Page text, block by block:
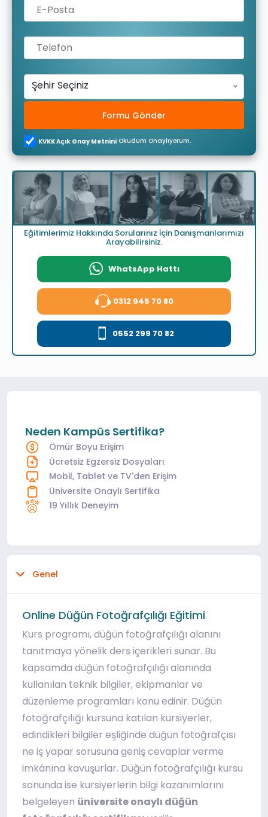
Şehir Seçiniz
Formu Gönder
KVKK Açık Onay Metnini Okudum Onaylıyorum.
Eğitimlerimiz Hakkında Sorularınız İçin Danışmanlarımızı
Arayabilirsiniz.
WhatsApp Hattı
0312 945 70 80
0552 299 70 82
Neden Kampüs Sertifika?
Ömür Boyu Erişim
Ücretsiz Egzersiz Dosyaları
Mobil, Tablet ve TV'den Erişim
Üniversite Onaylı Sertifika
19 Yıllık Deneyim
Genel
Online Düğün Fotoğrafçılığı Eğitimi
Kurs programı, düğün fotoğrafçılığı alanını
tanıtmaya yönelik ders içerikleri sunar. Bu
kapsamda düğün fotoğrafçılığı alanında
kullanılan teknik bilgiler, ekipmanlar ve
düzenleme programları konu edinir. Düğün
fotoğrafçılığı kursuna katılan kursiyerler,
edindikleri bilgiler eşliğinde düğün fotoğrafçısı
ne iş yapar sorusuna geniş cevaplar verme
imkânına kavuşurlar. Düğün fotoğrafçılığı kursu
sonunda ise kursiyerlerin bilgi kazanımlarını
belgeleyen üniversite onaylı düğün